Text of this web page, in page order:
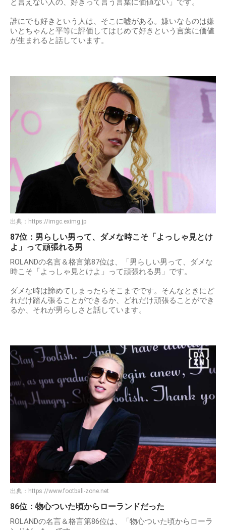
と言えない人の、好きって言う言葉に価値ない」です。
誰にでも好きという人は、そこに嘘がある。嫌いなものは嫌
いとちゃんと平等に評価してはじめて好きという言葉に価値
が生まれると話しています。
出典： https://imgc.eximg.jp
87位：男らしい男って、ダメな時こそ「よっしゃ見とけ
よ」って頑張れる男
ROLANDの名言＆格言第87位は、「男らしい男って、ダメな
時こそ「よっしゃ見とけよ」って頑張れる男」です。
ダメな時は諦めてしまったらそこまでです。そんなときにど
れだけ踏ん張ることができるか、どれだけ頑張ることができ
るか、それが男らしさと話しています。
出典： https://www.football-zone.net
86位：物心ついた頃からローランドだった
ROLANDの名言＆格言第86位は、「物心ついた頃からローラ